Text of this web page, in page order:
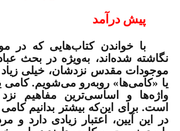
پیشدرآمد
با خواندن کتاب‌هایی که در
نگاشته شده‌اند، به‌ویژه در بحث
موجودات مقدس نزدشان، خیلی زیاد
یا «کامی‌ها» روبه‌رو می‌شویم. کامی
واژه‌ها و اساسی‌ترین مفاهیم
است. برای این‌که بیشتر بدانیم
در این آیین، اعتبار زیادی دارد و